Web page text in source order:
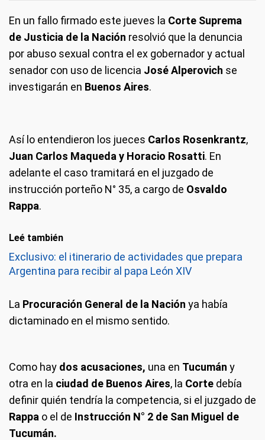
La sobrina y asesora del senador en uso de una licencia lo denunció
por “hechos reiterados de abuso sexual” por siete hechos.
En un fallo firmado este jueves la Corte Suprema
de Justicia de la Nación resolvió que la denuncia
por abuso sexual contra el ex gobernador y actual
senador con uso de licencia José Alperovich se
investigarán en Buenos Aires.
Así lo entendieron los jueces Carlos Rosenkrantz,
Juan Carlos Maqueda y Horacio Rosatti. En
adelante el caso tramitará en el juzgado de
instrucción porteño N° 35, a cargo de Osvaldo
Rappa.
Leé también
Exclusivo: el itinerario de actividades que prepara
Argentina para recibir al papa León XIV
La Procuración General de la Nación ya había
dictaminado en el mismo sentido.
Como hay dos acusaciones, una en Tucumán y
otra en la ciudad de Buenos Aires, la Corte debía
definir quién tendría la competencia, si el juzgado de
Rappa o el de Instrucción N° 2 de San Miguel de
Tucumán.